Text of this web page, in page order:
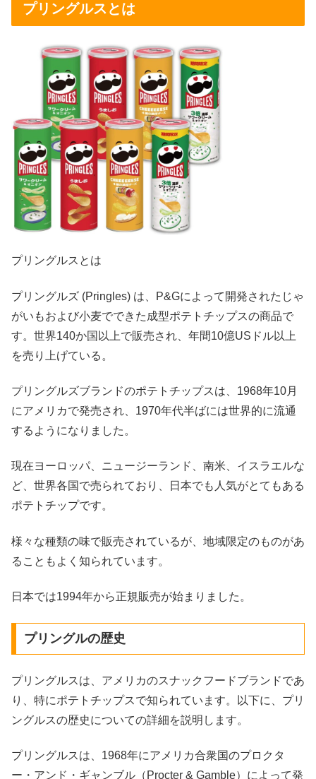
プリングルスとは
プリングルスとは
プリングルズ (Pringles) は、P&Gによって開発されたじゃ
がいもおよび小麦でできた成型ポテトチップスの商品で
す。世界140か国以上で販売され、年間10億USドル以上
を売り上げている。
プリングルズブランドのポテトチップスは、1968年10月
にアメリカで発売され、1970年代半ばには世界的に流通
するようになりました。
現在ヨーロッパ、ニュージーランド、南米、イスラエルな
ど、世界各国で売られており、日本でも人気がとてもある
ポテトチップです。
様々な種類の味で販売されているが、地域限定のものがあ
ることもよく知られています。
日本では1994年から正規販売が始まりました。
プリングルの歴史
プリングルスは、アメリカのスナックフードブランドであ
り、特にポテトチップスで知られています。以下に、プリ
ングルスの歴史についての詳細を説明します。
プリングルスは、1968年にアメリカ合衆国のプロクタ
ー・アンド・ギャンブル（Procter & Gamble）によって発